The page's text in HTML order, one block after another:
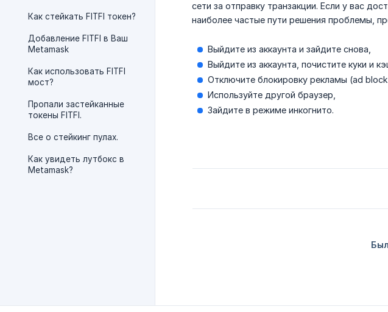
Как стейкать FITFI токен?
Добавление FITFI в Ваш
Metamask
Как использовать FITFI
мост?
Пропали застейканные
токены FITFI.
Все о стейкинг пулах.
Как увидеть лутбокс в
Metamask?
сети за отправку транзакции. Если у вас
наиболее частые пути решения проблемы,
Выйдите из аккаунта и зайдите снова,
Выйдите из аккаунта, почистите куки и
Отключите блокировку рекламы (ad
Используйте другой браузер,
Зайдите в режиме инкогнито.